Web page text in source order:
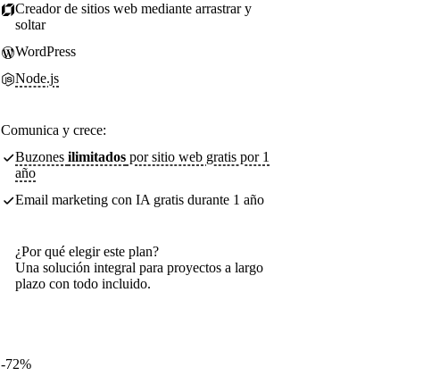
Creador de sitios web mediante arrastrar y
soltar
WordPress
Node.js
Comunica y crece:
Buzones ilimitados por sitio web gratis por 1
año
Email marketing con IA gratis durante 1 año
¿Por qué elegir este plan?
Una solución integral para proyectos a largo
plazo con todo incluido.
-72%